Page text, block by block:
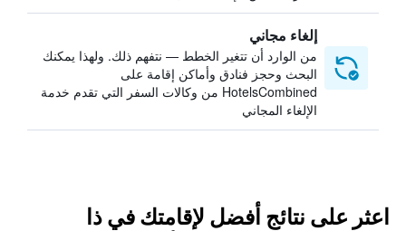
إلغاء مجاني
من الوارد أن تتغير الخطط — نتفهم ذلك. ولهذا يمكنك
البحث وحجز فنادق وأماكن إقامة على
HotelsCombined من وكالات السفر التي تقدم خدمة
الإلغاء المجاني
اعثر على نتائج أفضل لإقامتك في ذا